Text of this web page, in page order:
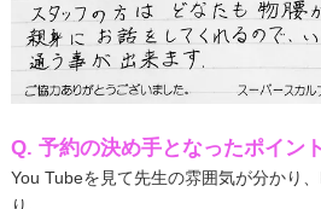
Q. 予約の決め手となったポイン
You Tubeを見て先生の雰囲気が分かり